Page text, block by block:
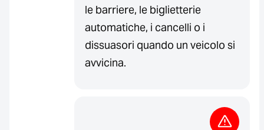
le barriere, le biglietterie
automatiche, i cancelli o i
dissuasori quando un veicolo si
avvicina.